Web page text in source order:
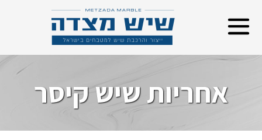
אחריות שיש קיסר